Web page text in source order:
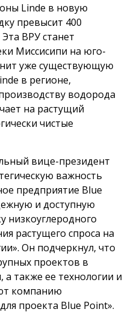
Linde в новую
превысит 400
ВРУ станет
Миссисипи на юго-
уже существующую
в регионе,
водорода
на растущий
чистые
вице-президент
важность
предприятие Blue
и доступную
низкоуглеродного
растущего спроса на
Он подчеркнул, что
проектов в
а также ее технологии и
компанию
проекта Blue Point».